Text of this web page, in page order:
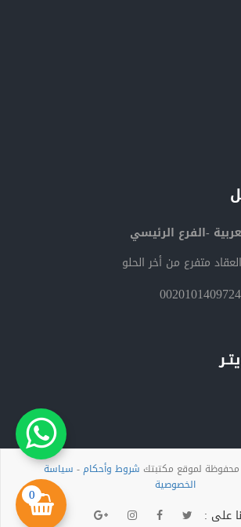
0
-الفرع الرئيسي
متفرع من أخر الحلو
لموقع مكتبتك شروط وأحكام- سياسة
الخصوصية
على :